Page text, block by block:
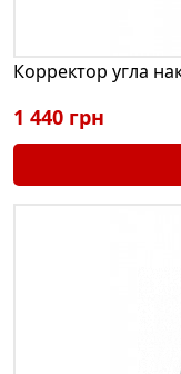
Корректор угла
1 440 грн